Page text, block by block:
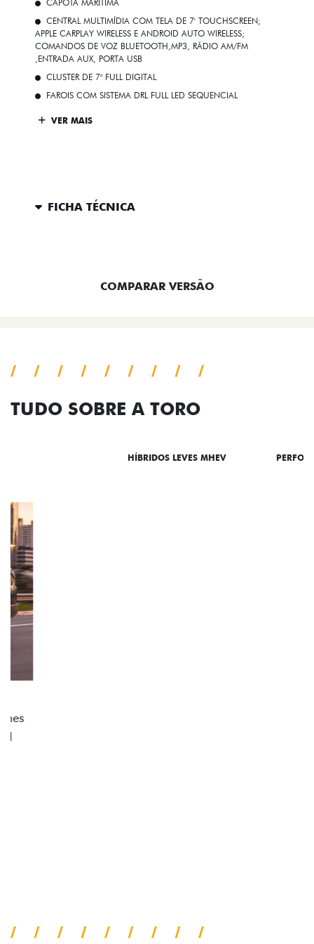
CAPOTA MARÍTIMA
CENTRAL MULTIMÍDIA COM TELA DE 7' TOUCHSCREEN;
APPLE CARPLAY WIRELESS E ANDROID AUTO WIRELESS;
COMANDOS DE VOZ BLUETOOTH,MP3, RÁDIO AM/FM
,ENTRADA AUX, PORTA USB
CLUSTER DE 7" FULL DIGITAL
FAROIS COM SISTEMA DRL FULL LED SEQUENCIAL
VER MAIS
FICHA TÉCNICA
COMPARAR VERSÃO
TUDO SOBRE A TORO
HÍBRIDOS LEVES MHEV
Os adesivos aplicados no capô e nas laterais
reforçam a identidade única dessa edição para lá de
ÂNGULOS